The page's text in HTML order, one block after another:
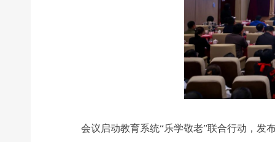
会议启动教育系统“乐学敬老”联合行动，发布